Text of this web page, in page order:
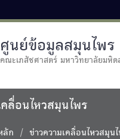
ศูนย์ข้อมูลสมุนไพร
คณะเภสัชศาสตร์ มหาวิทยาลัยมหิด
คลื่อนไหวสมุนไพร
ลัก ข่าวความเคลื่อนไหวสมุน